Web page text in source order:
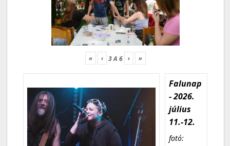
« ‹ 3A 6 › »
Falunap
- 2026.
július
11.-12.
fotó: